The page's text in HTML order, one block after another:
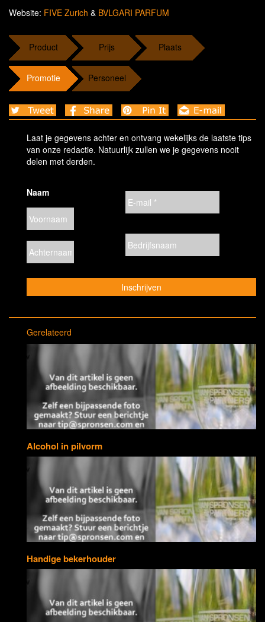
Website: FIVE Zurich & BVLGARI PARFUM
Product Prijs Plaats
Promotie Personeel
Laat je gegevens achter en ontvang wekelijks de laatste tips
van onze redactie. Natuurlijk zullen we je gegevens nooit
delen met derden.
Naam
Gerelateerd
Alcohol in pilvorm
Handige bekerhouder